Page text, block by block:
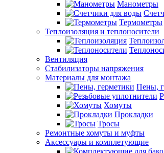
Манометры
Термометры
Теплоизоляция и теплоносители
Вентиляция
Стабилизаторы напряжения
Материалы для монтажа
Пены,
Хомуты
Прокладки
Тросы
Ремонтные хомуты и муфты
Аксессуары и комплетующие